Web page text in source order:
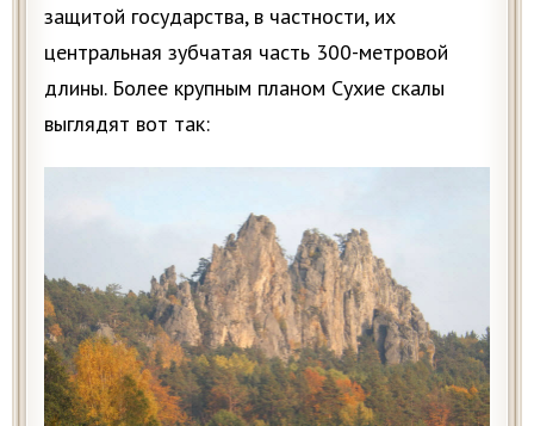
защитой государства, в частности, их
центральная зубчатая часть 300-метровой
длины. Более крупным планом Сухие скалы
выглядят вот так: